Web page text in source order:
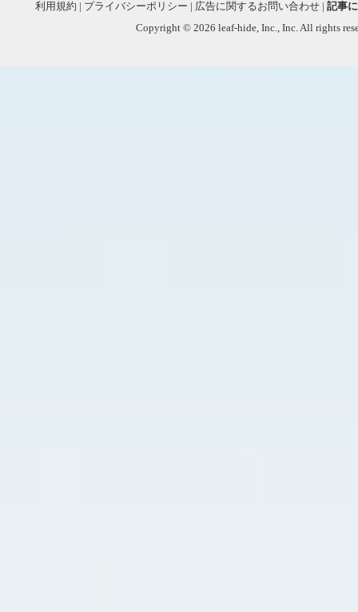
利用規約 | プライバシーポリシー | 広告に関するお問い合わせ | 記事
Copyright © 2026 leaf-hide, Inc., Inc. All rights